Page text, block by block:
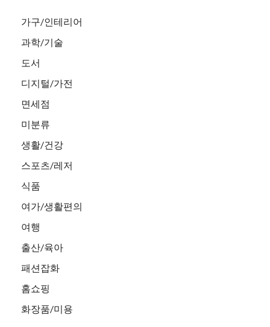
가구/인테리어
과학/기술
도서
디지털/가전
면세점
미분류
생활/건강
스포츠/레저
식품
여가/생활편의
여행
출산/육아
패션잡화
홈쇼핑
화장품/미용